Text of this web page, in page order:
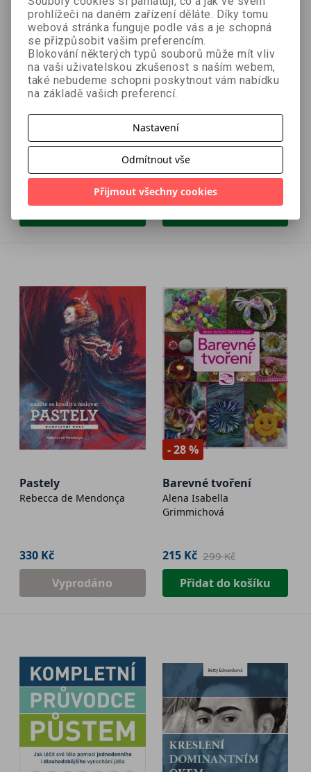
- 60 %
Humor seriózně
Jennifer Aakerová, Naomi
Bagdonasová
140 Kč
- 60 %
Keto pro život
Mark Sisson, Brad Kearns
156 Kč 389 Kč
Pastely
Rebecca de Mendonça
330 Kč
Vyprodáno
- 28 %
Barevné tvoření
Alena Isabella
Grimmichová
215 Kč 299 Kč
Přidat do košíku
prohlížeči na daném zařízení děláte. Díky tomu
webová stránka funguje podle vás a je schopná
se přizpůsobit vašim preferencím.
Blokování některých typů souborů může mít vliv
na vaši uživatelskou zkušenost s naším webem,
také nebudeme schopni poskytnout vám nabídku
na základě vašich preferencí.
Nastavení
Odmítnout vše
Přijmout všechny cookies